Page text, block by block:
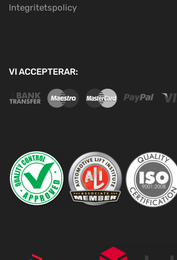
Integritetspolicy
VI ACCEPTERAR: